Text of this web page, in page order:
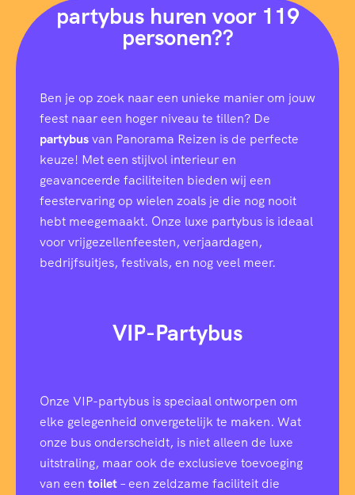
partybus huren voor 119
personen??
Ben je op zoek naar een unieke manier om jouw
feest naar een hoger niveau te tillen? De
partybusvan Panorama Reizen is de perfecte
keuze! Met een stijlvol interieur en
geavanceerde faciliteiten bieden wij een
feestervaring op wielen zoals je die nog nooit
hebt meegemaakt. Onze luxe partybus is ideaal
voor vrijgezellenfeesten, verjaardagen,
bedrijfsuitjes, festivals, en nog veel meer.
VIP-Partybus
Onze VIP-partybus is speciaal ontworpen om
elke gelegenheid onvergetelijk te maken. Wat
onze bus onderscheidt, is niet alleen de luxe
uitstraling, maar ook de exclusieve toevoeging
van een toilet– een zeldzame faciliteit die